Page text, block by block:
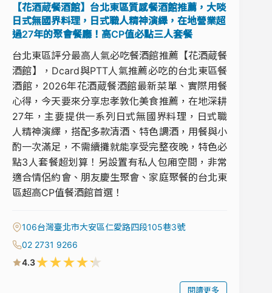
【花酒蔵餐酒館】台北東區質感餐酒館推薦，大啖
日式無國界料理，日式職人精神演繹，在地營業超
過27年的聚會餐廳！高CP值必點三人套餐
台北東區評分最高人氣必吃餐酒館推薦【花酒蔵餐
酒館】，Dcard與PTT人氣推薦必吃的台北東區餐
酒館，2026年花酒蔵餐酒館最新菜單、實際用餐
心得，今天要來分享忠孝敦化美食推薦，在地深耕
27年，主要提供一系列日式無國界料理，日式職
人精神演繹，搭配多款清酒、特色調酒，用餐與小
酌一次滿足，不需續攤就能享受完整夜晚，特色必
點3人套餐超划算！另設置有私人包廂空間，非常
適合情侶約會、朋友慶生聚會、家庭聚餐的台北東
區超高CP值餐酒館首選！
106台灣臺北市大安區仁愛路四段105巷3號
02 2731 9266
4.3★★★★★
閱讀更多